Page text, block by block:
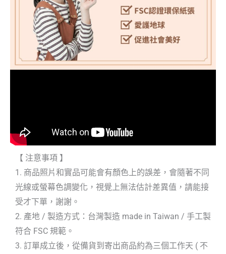
【 注意事項 】
1. 商品照片和實品可能會有顏色上的誤差，會隨著不同
光線或螢幕色調變化，視覺上無法估計差異值，請能接
受才下單，謝謝。
2. 產地 / 製造方式：台灣製造 made in Taiwan / 手工製
符合 FSC 規範。
3. 訂單成立後，從備貨到寄出商品約為三個工作天 ( 不